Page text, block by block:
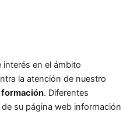
interés en el ámbito
la atención de nuestro
. Diferentes
su página web información